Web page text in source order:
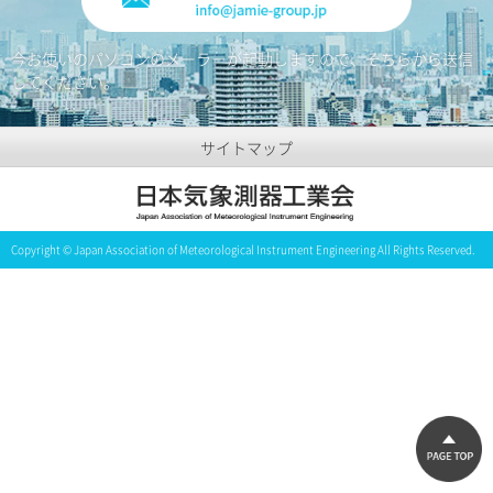
今お使いのパソコンのメーラーが起動しますので、そちらから送信
してください。
サイトマップ
Copyright © Japan Association of Meteorological Instrument Engineering All Rights Reserved.